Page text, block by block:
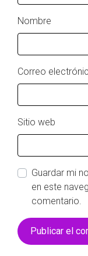
Nombre
Correo
Sitio web
Guardar mi
en este
comentario.